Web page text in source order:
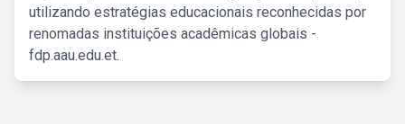
utilizando estratégias educacionais reconhecidas por
renomadas instituições acadêmicas globais -
fdp.aau.edu.et.